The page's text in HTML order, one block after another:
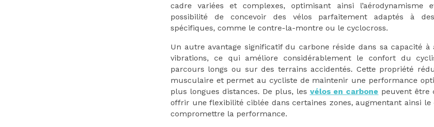
cadre variées et complexes, optimisant ainsi l’aérodynamisme
possibilité de concevoir des vélos parfaitement adaptés à
spécifiques, comme le contre-la-montre ou le cyclocross.
Un autre avantage significatif du carbone réside dans sa capacité à
vibrations, ce qui améliore considérablement le confort du
parcours longs ou sur des terrains accidentés. Cette propriété
musculaire et permet au cycliste de maintenir une performance
plus longues distances. De plus, les vélos en carbone peuvent être
offrir une flexibilité ciblée dans certaines zones, augmentant ainsi le
compromettre la performance.